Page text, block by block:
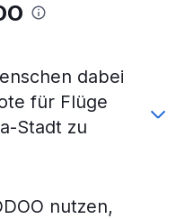
dabei
für Flüge
Stadt zu
nutzen,